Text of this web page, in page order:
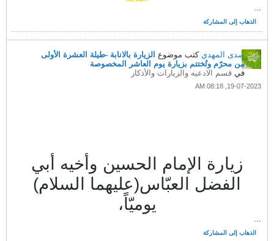
...
الذهاب إلى المشاركة
صدى المهدي كتب موضوع الزيارة بالانابة -طيلة العشرة الأولى
من محرّم وتُختتم بزيارة يوم العاشر المخصوصة
في قسم الادعيه والزيارات والأذكار
19-07-2023, 08:18 AM
زيارة الإمام الحسين وأخيه أبي
الفضل العبّاس(عليهما السلام)
يوميّاً،
...
الذهاب إلى المشاركة